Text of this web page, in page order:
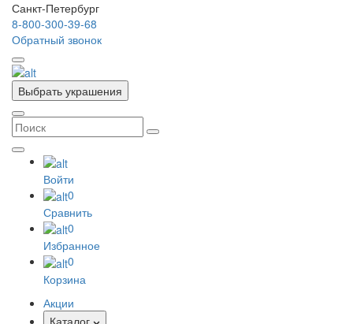
Санкт-Петербург
8-800-300-39-68
Обратный звонок
Выбрать украшения
Войти
0
Сравнить
0
Избранное
0
Корзина
Акции
Каталог